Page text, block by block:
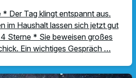
Der Tag klingt entspannt aus.
im Haushalt lassen sich jetzt gut
Sterne * Sie beweisen großes
Ein wichtiges Gespräch …